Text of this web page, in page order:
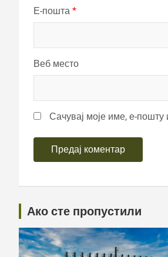
Е-пошта *
Веб место
Сачувај моје име, е-
Ако сте пропустили